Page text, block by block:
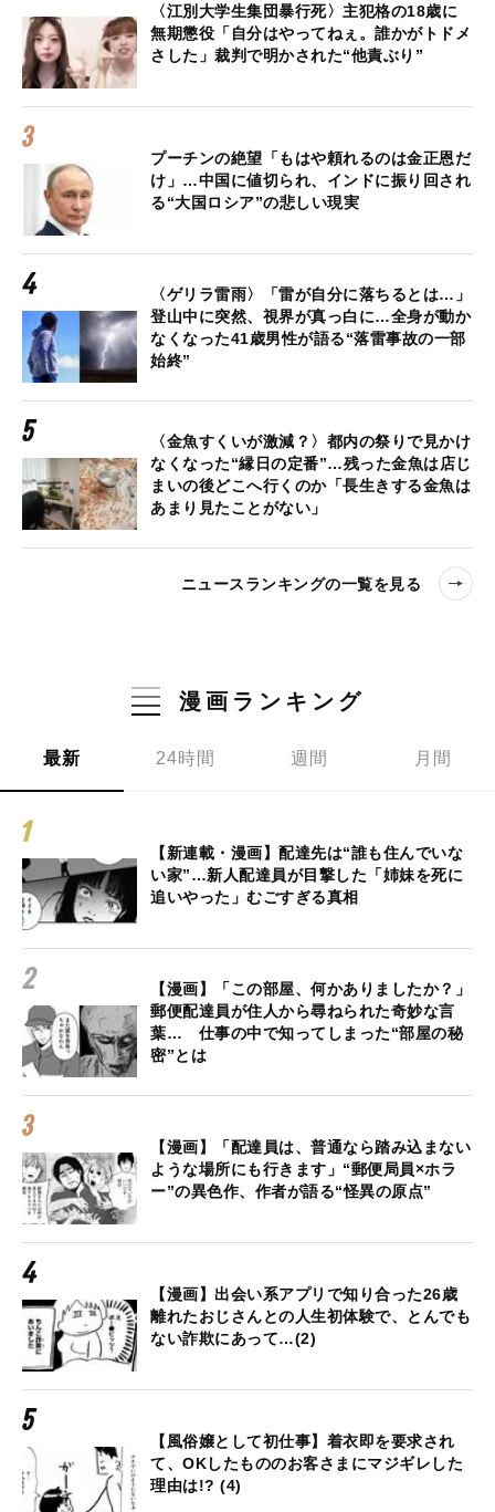
〈江別大学生集団暴行死〉主犯格の18歳に
無期懲役「自分はやってねぇ。誰かがトドメ
さした」裁判で明かされた“他責ぶり”
プーチンの絶望「もはや頼れるのは金正恩だ
け」…中国に値切られ、インドに振り回され
る“大国ロシア”の悲しい現実
〈ゲリラ雷雨〉「雷が自分に落ちるとは…」
登山中に突然、視界が真っ白に…全身が動か
なくなった41歳男性が語る“落雷事故の一部
始終”
〈金魚すくいが激減？〉都内の祭りで見かけ
なくなった“縁日の定番”…残った金魚は店じ
まいの後どこへ行くのか「長生きする金魚は
あまり見たことがない」
ニュースランキングの一覧を見る
漫画ランキング
最新 24時間 週間 月間
【新連載・漫画】配達先は“誰も住んでいな
い家”…新人配達員が目撃した「姉妹を死に
追いやった」むごすぎる真相
【漫画】「この部屋、何かありましたか？」
郵便配達員が住人から尋ねられた奇妙な言
葉… 仕事の中で知ってしまった“部屋の秘
密”とは
【漫画】「配達員は、普通なら踏み込まない
ような場所にも行きます」“郵便局員×ホラ
ー”の異色作、作者が語る“怪異の原点”
【漫画】出会い系アプリで知り合った26歳
離れたおじさんとの人生初体験で、とんでも
ない詐欺にあって…(2)
【風俗嬢として初仕事】着衣即を要求され
て、OKしたもののお客さまにマジギレした
理由は!? (4)